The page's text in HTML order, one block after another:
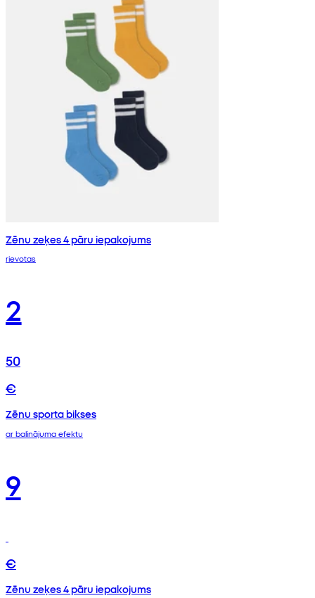
Zēnu zeķes 4 pāru iepakojums
rievotas
2
50
€
Zēnu sporta bikses
ar balinājuma efektu
9
€
Zēnu zeķes 4 pāru iepakojums